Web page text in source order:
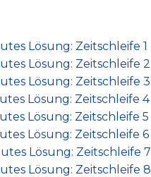
Lösung: Zeitschleife 1
Lösung: Zeitschleife 2
Lösung: Zeitschleife 3
Lösung: Zeitschleife 4
Lösung: Zeitschleife 5
Lösung: Zeitschleife 6
Lösung: Zeitschleife 7
Lösung: Zeitschleife 8